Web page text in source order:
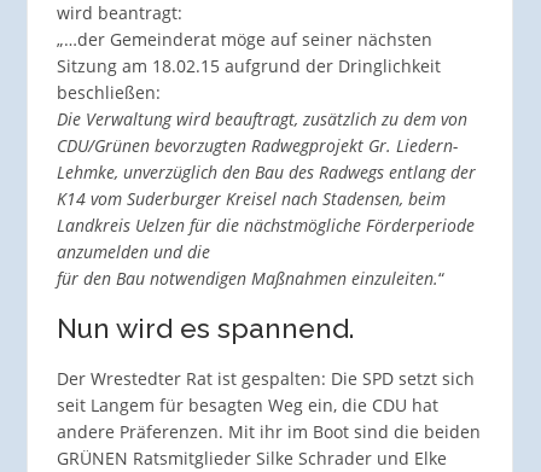
wird beantragt:
„…der Gemeinderat möge auf seiner nächsten
Sitzung am 18.02.15 aufgrund der Dringlichkeit
beschließen:
Die Verwaltung wird beauftragt, zusätzlich zu dem von
CDU/Grünen bevorzugten Radwegprojekt Gr. Liedern-
Lehmke, unverzüglich den Bau des Radwegs entlang der
K14 vom Suderburger Kreisel nach Stadensen, beim
Landkreis Uelzen für die nächstmögliche Förderperiode
anzumelden und die
für den Bau notwendigen Maßnahmen einzuleiten.“
Nun wird es spannend.
Der Wrestedter Rat ist gespalten: Die SPD setzt sich
seit Langem für besagten Weg ein, die CDU hat
andere Präferenzen. Mit ihr im Boot sind die beiden
GRÜNEN Ratsmitglieder Silke Schrader und Elke